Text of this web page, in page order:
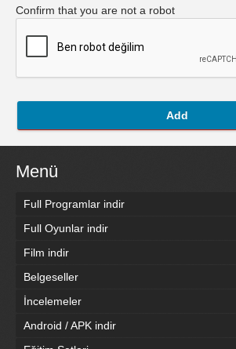
Confirm that you are not a robot
Add
Menü
Full Programlar indir
Full Oyunlar indir
Film indir
Belgeseller
İncelemeler
Android / APK indir